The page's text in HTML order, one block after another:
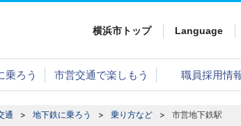
横浜市トップ Language
乗ろう 市営交通で楽しもう 職員採用情
通 地下鉄に乗ろう 乗り方など 市営地下鉄駅